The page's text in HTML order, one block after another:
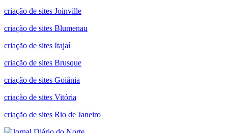
criação de sites Joinville
criação de sites Blumenau
criação de sites Itajaí
criação de sites Brusque
criação de sites Goiânia
criação de sites Vitória
criação de sites Rio de Janeiro